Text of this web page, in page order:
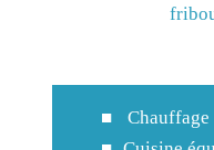
Chauffage